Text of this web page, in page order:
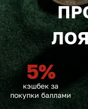
5%
кэшбек за
покупки баллами